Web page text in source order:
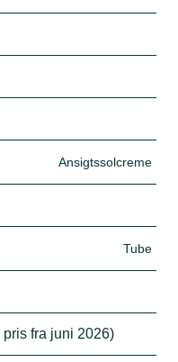
Ansigtssolcreme
Tube
pris fra juni 2026)